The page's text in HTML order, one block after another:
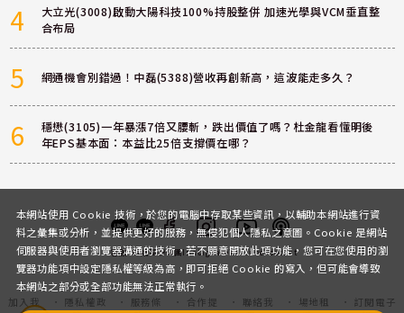
4
大立光(3008)啟動大陽科技100%持股整併 加速光學與VCM垂直整
合布局
5 網通機會別錯過！中磊(5388)營收再創新高，這波能走多久？
6
穩懋(3105)一年暴漲7倍又腰斬，跌出價值了嗎？杜金龍看懂明後
年EPS基本面：本益比25倍支撐價在哪？
客服 討論區粉絲團InstagramYoutubePodcast
加入我
隱私權政
服務條
合作提
聯絡我
場地租
訂閱電子
本網站使用 Cookie 技術，於您的電腦中存取某些資訊，以輔助本網站進行資
料之彙集或分析，並提供更好的服務，無侵犯個人隱私之意圖。Cookie 是網站
伺服器與使用者瀏覽器溝通的技術，若不願意開放此項功能，您可在您使用的瀏
覽器功能項中設定隱私權等級為高，即可拒絕 Cookie 的寫入，但可能會導致
本網站之部分或全部功能無法正常執行。